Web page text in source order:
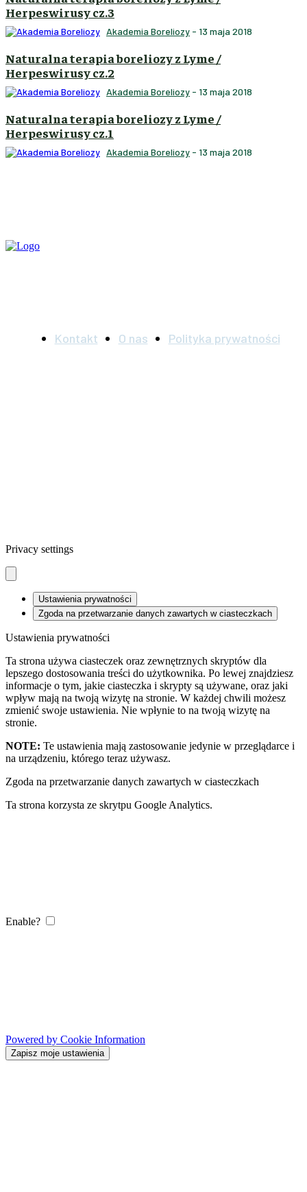
Herpeswirusy cz.3
Akademia Boreliozy - 13 maja 2018
Naturalna terapia boreliozy z Lyme /
Herpeswirusy cz.2
Akademia Boreliozy - 13 maja 2018
Naturalna terapia boreliozy z Lyme /
Herpeswirusy cz.1
Akademia Boreliozy - 13 maja 2018
Kontakt O nas Polityka prywatności
Privacy settings
Ustawienia prywatności
Zgoda na przetwarzanie danych zawartych w ciasteczkach
Ustawienia prywatności
Ta strona używa ciasteczek oraz zewnętrznych skryptów dla
lepszego dostosowania treści do użytkownika. Po lewej znajdziesz
informacje o tym, jakie ciasteczka i skrypty są używane, oraz jaki
wpływ mają na twoją wizytę na stronie. W każdej chwili możesz
zmienić swoje ustawienia. Nie wpłynie to na twoją wizytę na
stronie.
NOTE: Te ustawienia mają zastosowanie jedynie w przeglądarce i
na urządzeniu, którego teraz używasz.
Zgoda na przetwarzanie danych zawartych w ciasteczkach
Ta strona korzysta ze skrytpu Google Analytics.
Enable?
Powered by Cookie Information
Zapisz moje ustawienia